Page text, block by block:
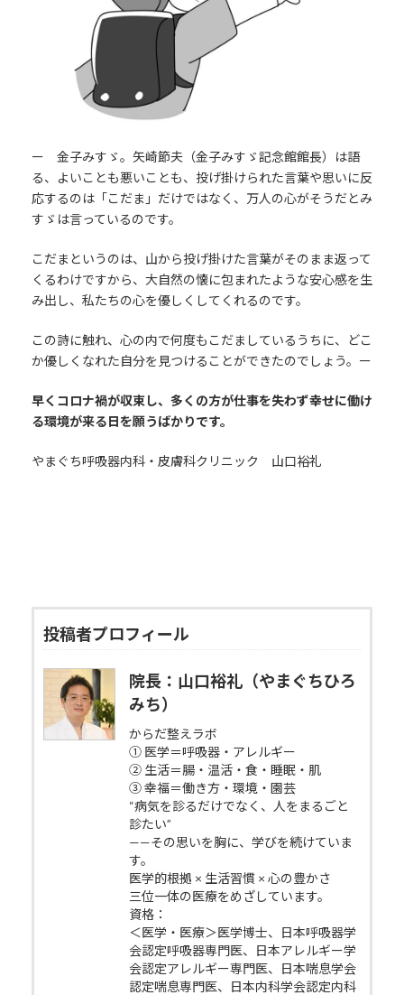
ー 金子みすゞ。矢崎節夫（金子みすゞ記念館館長）は語
る、よいことも悪いことも、投げ掛けられた言葉や思いに反
応するのは「こだま」だけではなく、万人の心がそうだとみ
すゞは言っているのです。
こだまというのは、山から投げ掛けた言葉がそのまま返って
くるわけですから、大自然の懐に包まれたような安心感を生
み出し、私たちの心を優しくしてくれるのです。
この詩に触れ、心の内で何度もこだましているうちに、どこ
か優しくなれた自分を見つけることができたのでしょう。ー
早くコロナ禍が収束し、多くの方が仕事を失わず幸せに働け
る環境が来る日を願うばかりです。
やまぐち呼吸器内科・皮膚科クリニック 山口裕礼
投稿者プロフィール
院長：山口裕礼（やまぐちひろ
みち）
からだ整えラボ
① 医学＝呼吸器・アレルギー
② 生活＝腸・温活・食・睡眠・肌
③ 幸福＝働き方・環境・園芸
“病気を診るだけでなく、人をまるごと
診たい”
——その思いを胸に、学びを続けていま
す。
医学的根拠 × 生活習慣 × 心の豊かさ
三位一体の医療をめざしています。
資格：
＜医学・医療＞医学博士、日本呼吸器学
会認定呼吸器専門医、日本アレルギー学
会認定アレルギー専門医、日本喘息学会
認定喘息専門医、日本内科学会認定内科